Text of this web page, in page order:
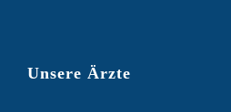
Unsere Ärzte